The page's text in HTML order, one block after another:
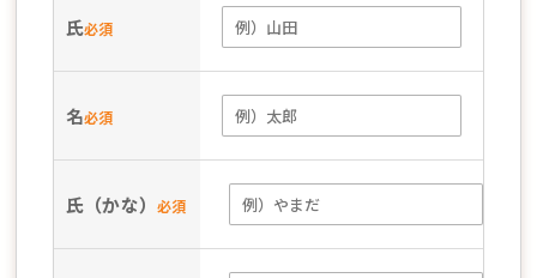
氏必須
名必須
氏（かな）必須